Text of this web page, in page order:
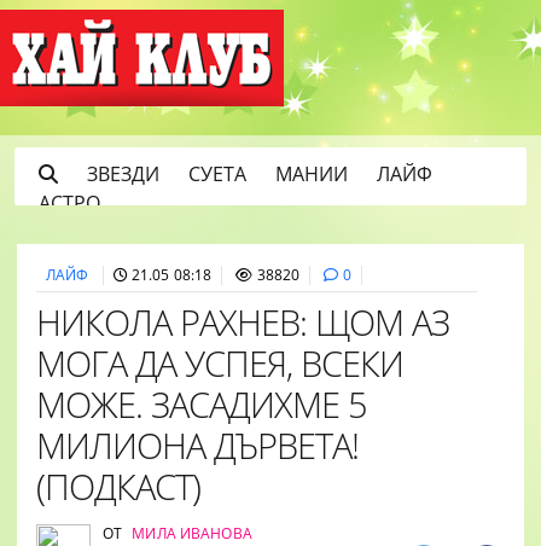
ЗВЕЗДИ СУЕТА МАНИИ
ЛАЙФ
АСТРО
ЛАЙФ 21.05 08:18 38820 0
НИКОЛА РАХНЕВ: ЩОМ АЗ
МОГА ДА УСПЕЯ, ВСЕКИ
МОЖЕ. ЗАСАДИХМЕ 5
МИЛИОНА ДЪРВЕТА!
(ПОДКАСТ)
ОТ МИЛА ИВАНОВА